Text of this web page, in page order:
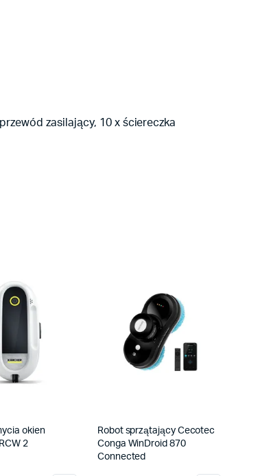
zasilający, 10 x ściereczka
okien
2
Robot sprzątający Cecotec
Conga WinDroid 870
Connected